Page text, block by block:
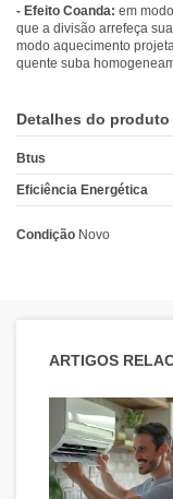
- Efeito Coanda: em
que a divisão arrefeça
modo aquecimento
quente suba
Detalhes do produto
Btus
Eficiência Energética
Condição Novo
ARTIGOS